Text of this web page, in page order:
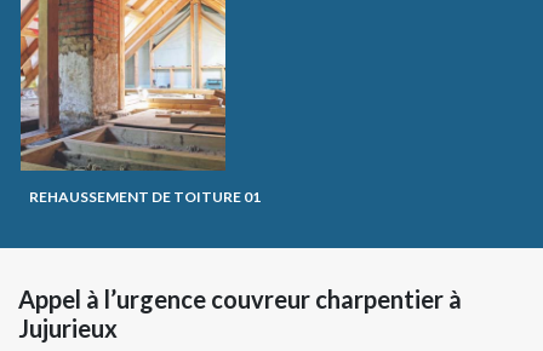
REHAUSSEMENT DE TOITURE 01
Appel à l’urgence couvreur charpentier à
Jujurieux